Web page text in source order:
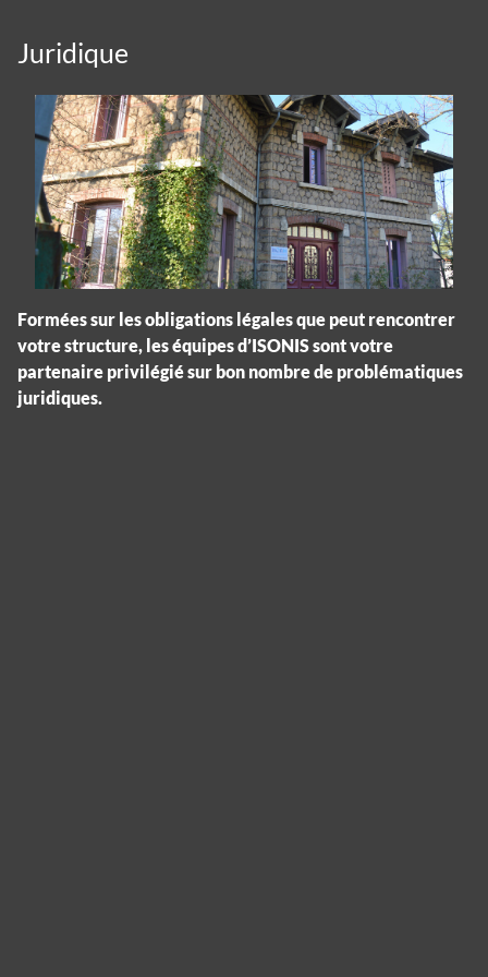
Juridique
Formées sur les obligations légales que peut rencontrer
votre structure, les équipes d’ISONIS sont votre
partenaire privilégié sur bon nombre de problématiques
juridiques.